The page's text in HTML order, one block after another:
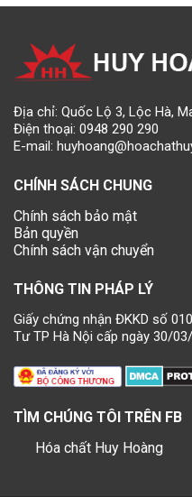
Địa chỉ: Quốc Lộ 3, Lộc Hà,
Điện thoại: 0948 290 290
E-mail:
CHÍNH SÁCH CHUNG
Chính sách bảo mật
Bản quyền
Chính sách vận chuyển
THÔNG TIN PHÁP LÝ
Giấy chứng nhận ĐKKD số
Tư TP Hà Nội cấp ngày 30/
TÌM CHÚNG TÔI TRÊN FB
Hóa chất Huy Hoàng